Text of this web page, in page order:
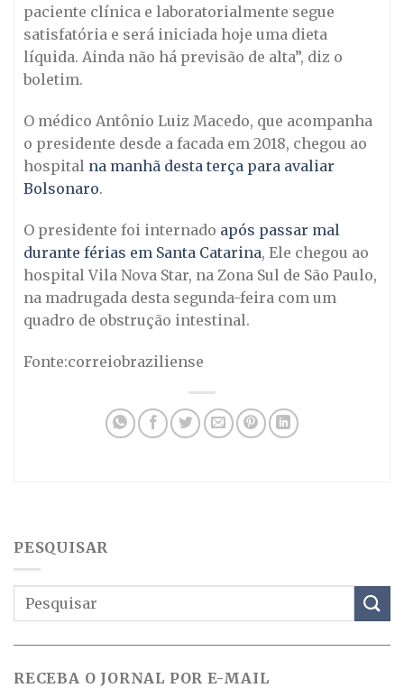
paciente clínica e laboratorialmente segue
satisfatória e será iniciada hoje uma dieta
líquida. Ainda não há previsão de alta”, diz o
boletim.
O médico Antônio Luiz Macedo, que acompanha
o presidente desde a facada em 2018, chegou ao
hospital na manhã desta terça para avaliar
Bolsonaro.
O presidente foi internado após passar mal
durante férias em Santa Catarina, Ele chegou ao
hospital Vila Nova Star, na Zona Sul de São Paulo,
na madrugada desta segunda-feira com um
quadro de obstrução intestinal.
Fonte:correiobraziliense
PESQUISAR
RECEBA O JORNAL POR E-MAIL